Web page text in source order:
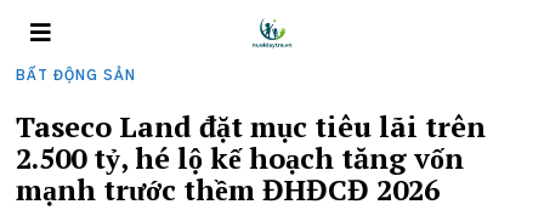
BẤT ĐỘNG SẢN
Taseco Land đặt mục tiêu lãi trên
2.500 tỷ, hé lộ kế hoạch tăng vốn
mạnh trước thềm ĐHĐCĐ 2026